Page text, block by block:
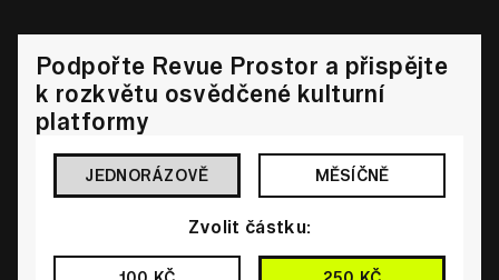
Podpořte Revue Prostor a přispějte
k rozkvětu osvědčené kulturní
platformy
JEDNORÁZOVĚ MĚSÍČNĚ
Zvolit částku: